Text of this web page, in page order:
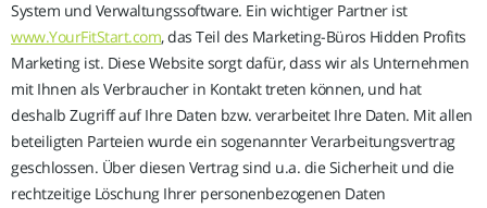
System und Verwaltungssoftware. Ein wichtiger Partner ist
www.YourFitStart.com, das Teil des Marketing-Büros Hidden Profits
Marketing ist. Diese Website sorgt dafür, dass wir als Unternehmen
mit Ihnen als Verbraucher in Kontakt treten können, und hat
deshalb Zugriff auf Ihre Daten bzw. verarbeitet Ihre Daten. Mit allen
beteiligten Parteien wurde ein sogenannter Verarbeitungsvertrag
geschlossen. Über diesen Vertrag sind u.a. die Sicherheit und die
rechtzeitige Löschung Ihrer personenbezogenen Daten